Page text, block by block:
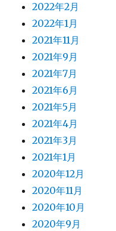
2022年2月
2022年1月
2021年11月
2021年9月
2021年7月
2021年6月
2021年5月
2021年4月
2021年3月
2021年1月
2020年12月
2020年11月
2020年10月
2020年9月